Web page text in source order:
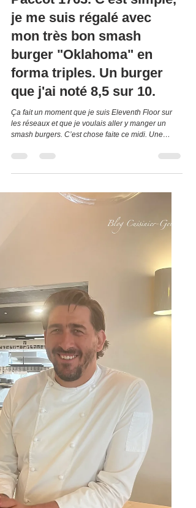
14 juil.
3 min de lecture
Eleventh Floor à Granges-
Paccot 1763. C'est simple,
je me suis régalé avec
mon très bon smash
burger "Oklahoma" en
forma triples. Un burger
que j'ai noté 8,5 sur 10.
les réseaux et que je voulais aller y manger un
smash burgers. C’est chose faite ce midi. Une
à Granges-Paccot. Il se situe presque en face du
Casino. Prenez à droite au rond-point et vous êtes
arrivés. C’est à gauche. Il y a quelques places de
parc devant l’établissement. Le cadre est agréable,
chaleureux et très lumineux. Le